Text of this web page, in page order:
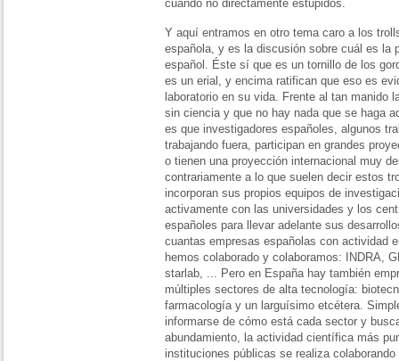
cuando no directamente estúpidos.
Y aquí entramos en otro tema caro a los
española, y es la discusión sobre cuál es la
español. Éste sí que es un tornillo de los
es un erial, y encima ratifican que eso es
laboratorio en su vida. Frente al tan manido
sin ciencia y que no hay nada que se haga
es que investigadores españoles, algunos
trabajando fuera, participan en grandes
o tienen una proyección internacional muy
contrariamente a lo que suelen decir estos
incorporan sus propios equipos de
activamente con las universidades y los
españoles para llevar adelante sus
cuantas empresas españolas con actividad
hemos colaborado y colaboramos: INDRA,
starlab, ... Pero en España hay también
múltiples sectores de alta tecnología:
farmacología y un larguísimo etcétera.
informarse de cómo está cada sector y
abundamiento, la actividad científica más
instituciones públicas se realiza